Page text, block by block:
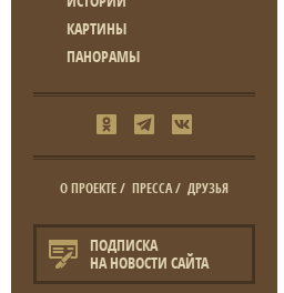
КАРТИНЫ
ПАНОРАМЫ
О ПРОЕКТЕ/ ПРЕССА/ ДРУЗЬЯ
ПОДПИСКА
НА НОВОСТИ САЙТА